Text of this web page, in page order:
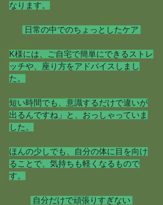
なります。
日常の中でのちょっとしたケア
K様には、ご自宅で簡単にできるストレ
ッチや、座り方をアドバイスしまし
た。
短い時間でも、意識するだけで違いが
出るんですね」と、おっしゃっていま
した。
ほんの少しでも、自分の体に目を向け
ることで、気持ちも軽くなるもので
す。
自分だけで頑張りすぎない